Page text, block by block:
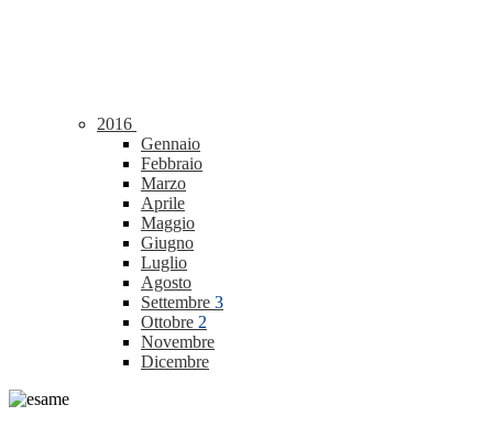
2016
Gennaio
Febbraio
Marzo
Aprile
Maggio
Giugno
Luglio
Agosto
Settembre 3
Ottobre 2
Novembre
Dicembre